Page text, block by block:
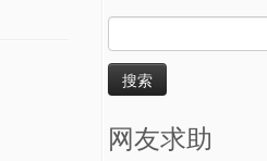
索：
网友求助